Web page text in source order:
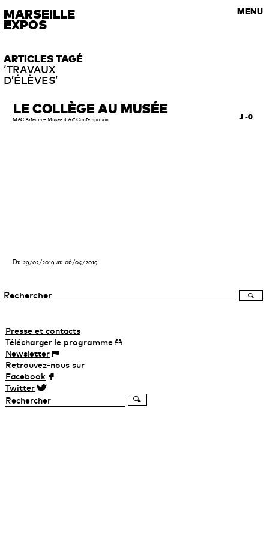
MARSEILLE
EXPOS
MENU
VISITES GUIDÉES
Les rendez-vous de l’art contemporain
ARTICLES TAGÉ
‘TRAVAUX
D’ÉLÈVES’
LE COLLÈGE AU MUSÉE
MAC Arteum – Musée d’Art Contemporain
Du 29/03/2019 au 06/04/2019
J -0
Presse et contacts
Télécharger leprogramme
Newsletter
Retrouvez-nous sur
Facebook
Twitter